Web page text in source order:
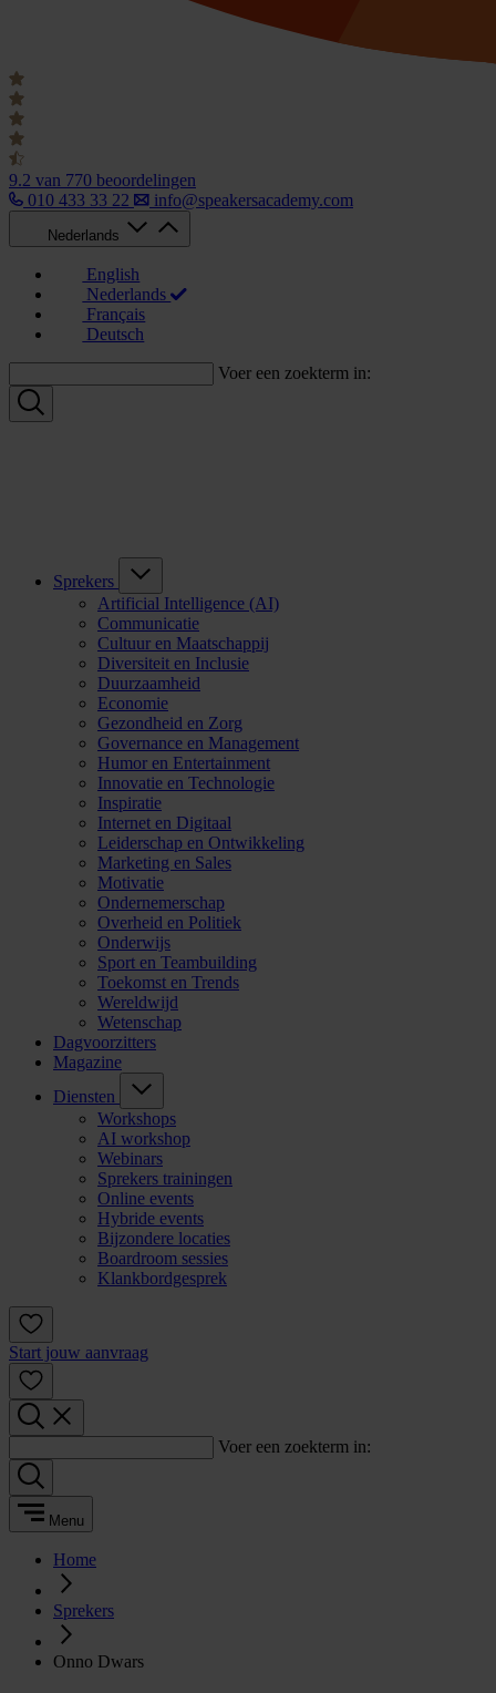
9.2 van 770 beoordelingen
010 433 33 22
info@speakersacademy.com
Nederlands
English
Nederlands
Français
Deutsch
Voer een zoekterm in:
Sprekers
Artificial Intelligence (AI)
Communicatie
Cultuur en Maatschappij
Diversiteit en Inclusie
Duurzaamheid
Economie
Gezondheid en Zorg
Governance en Management
Humor en Entertainment
Innovatie en Technologie
Inspiratie
Internet en Digitaal
Leiderschap en Ontwikkeling
Marketing en Sales
Motivatie
Ondernemerschap
Overheid en Politiek
Onderwijs
Sport en Teambuilding
Toekomst en Trends
Wereldwijd
Wetenschap
Dagvoorzitters
Magazine
Diensten
Workshops
AI workshop
Webinars
Sprekers trainingen
Online events
Hybride events
Bijzondere locaties
Boardroom sessies
Klankbordgesprek
Start jouw aanvraag
Voer een zoekterm in:
Menu
Home
Sprekers
Onno Dwars